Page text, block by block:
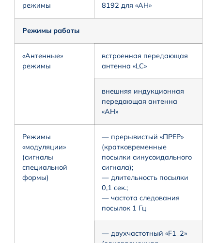
режимы
8192 для «AH»
Режимы работы
«Антенные»
режимы
встроенная передающая
антенна «LC»
внешняя индукционная
передающая антенна
«АН»
Режимы
«модуляции»
(сигналы
специальной
формы)
— прерывистый «ПРЕР»
(кратковременные
посылки синусоидального
сигнала);
— длительность посылки
0,1 сек.;
— частота следования
посылок 1 Гц
— двухчастотный «F1_2»